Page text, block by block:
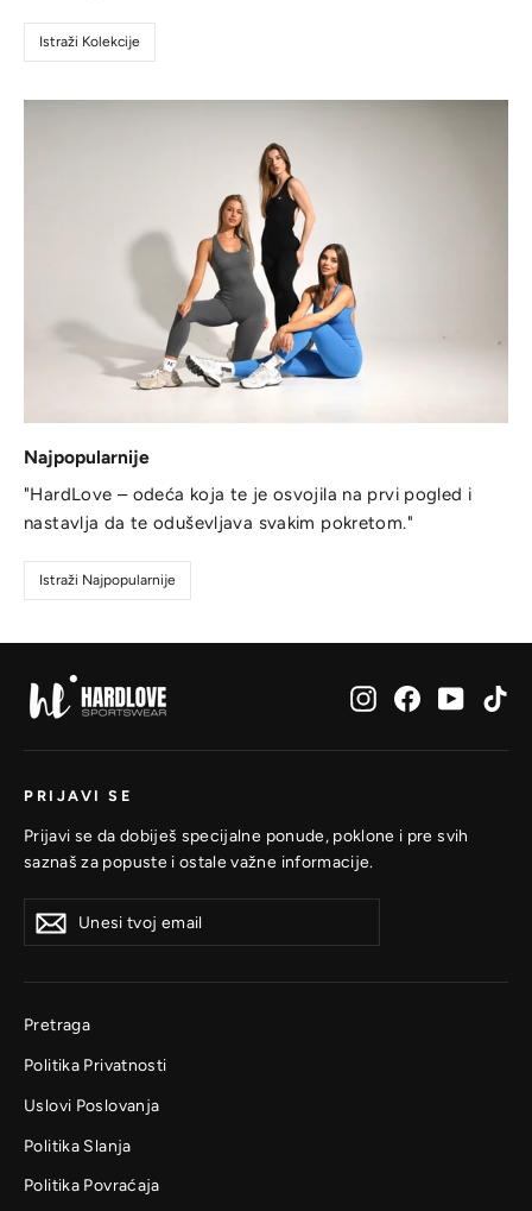
Istraži Kolekcije
Najpopularnije
"HardLove – odeća koja te je osvojila na prvi pogled i
nastavlja da te oduševljava svakim pokretom."
Istraži Najpopularnije
InstagramFacebook
PRIJAVI SE
Prijavi se da dobiješ specijalne ponude, poklone i pre svih
saznaš za popuste i ostale važne informacije.
tvoj
se
Prijavi
se
Pretraga
Politika Privatnosti
Uslovi Poslovanja
Politika Slanja
Politika Povraćaja